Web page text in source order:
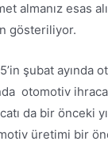
almanız esas
gösteriliyor.
şubat ayında
otomotiv
da bir önceki
üretimi bir